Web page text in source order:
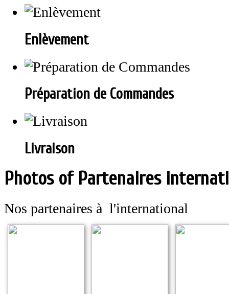
Enlèvement
Préparation de Commandes
Livraison
Photos of Partenaires
Nos partenaires à l'international